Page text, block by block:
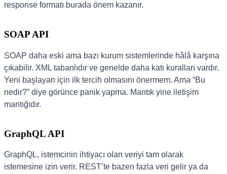
response formatı burada önem kazanır.
SOAP API
SOAP daha eski ama bazı kurum sistemlerinde hâlâ karşına
çıkabilir. XML tabanlıdır ve genelde daha katı kuralları vardır.
Yeni başlayan için ilk tercih olmasını önermem. Ama “Bu
nedir?” diye görünce panik yapma. Mantık yine iletişim
mantığıdır.
GraphQL API
GraphQL, istemcinin ihtiyacı olan veriyi tam olarak
istemesine izin verir. REST’te bazen fazla veri gelir ya da